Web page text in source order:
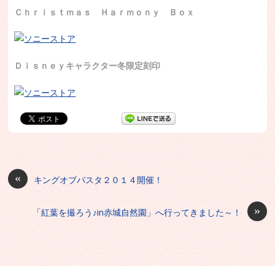
Ｃｈｒｉｓｔｍａｓ Ｈａｒｍｏｎｙ Ｂｏｘ
Ｄｉｓｎｅｙキャラクター冬限定刻印
« キングオブパスタ２０１４開催！
»
「紅葉を撮ろう♪in赤城自然園」へ行ってきました～！